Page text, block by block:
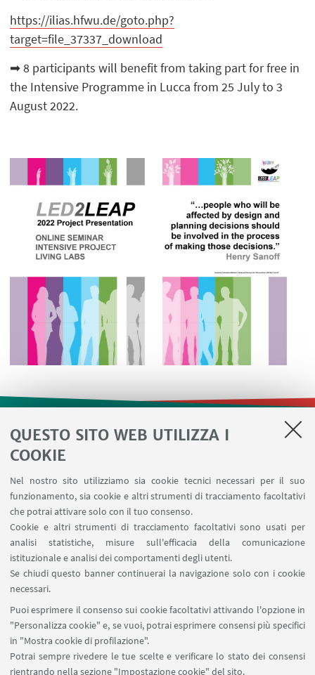
QUESTO SITO WEB UTILIZZA I
COOKIE
Nel nostro sito utilizziamo sia cookie tecnici necessari per il suo
funzionamento, sia cookie e altri strumenti di tracciamento facoltativi
che potrai attivare solo con il tuo consenso.
Cookie e altri strumenti di tracciamento facoltativi sono usati per
analisi statistiche, misure sull'efficacia della comunicazione
istituzionale e analisi dei comportamenti degli utenti.
Se chiudi questo banner continuerai la navigazione solo con i cookie
necessari.
Puoi esprimere il consenso sui cookie facoltativi attivando l'opzione in
"Personalizza cookie" e, se vuoi, potrai esprimere consensi più specifici
in "Mostra cookie di profilazione".
Potrai sempre rivedere le tue scelte e verificare lo stato dei consensi
rientrando nella sezione "Impostazione cookie" del sito.
https://ilias.hfwu.de/goto.php?
target=file_37337_download
➡ 8 participants will benefit from taking part for free in
the Intensive Programme in Lucca from 25 July to 3
August 2022.
LINK UTILI
Area riservata
Prenotazione risorse
SEGUI IL DIPARTIMENTO SU:
SEGUI UNIBO SU: